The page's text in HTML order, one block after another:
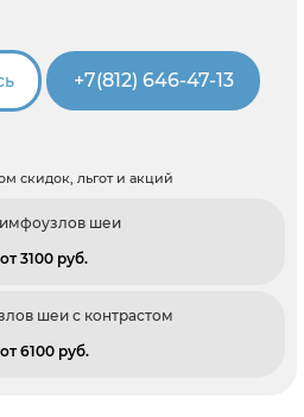
+7(812) 646-47-13
скидок, льгот и акций
шеи
от 3100 pуб.
шеи с контрастом
от 6100 pуб.